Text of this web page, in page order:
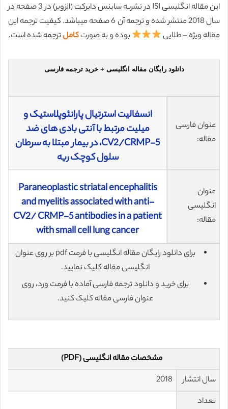
این مقاله انگلیسی ISI در نشریه ساینس دایرکت (الزویر) در 3 صفحه در
سال 2018 منتشر شده و ترجمه آن 6 صفحه میباشد. کیفیت ترجمه این
مقاله ویژه – طلایی
بوده و به صورتکاملترجمه شده است.
دانلود رایگان مقاله انگلیسی + خرید ترجمه فارسی
عنوان فارسی
مقاله:
انسفالیت استرتیال پارانئوپلاستیک و
میلیت مرتبط با آنتی بادی های ضد
CV2/CRMP-5، در بیمار مبتلا به سرطان
سلول کوچک ریه
عنوان
انگلیسی
مقاله:
Paraneoplastic striatal encephalitis
and myelitis associated with anti-
CV2/ CRMP-5 antibodies in a patient
with small cell lung cancer
برای دانلود رایگان مقاله انگلیسی با فرمت pdf بر روی عنوان
انگلیسی مقاله کلیک نمایید.
برای خرید و دانلود ترجمه فارسی آماده با فرمت ورد، روی
عنوان فارسی مقاله کلیک کنید.
مشخصات مقاله انگلیسی (PDF)
سال انتشار
2018
تعداد